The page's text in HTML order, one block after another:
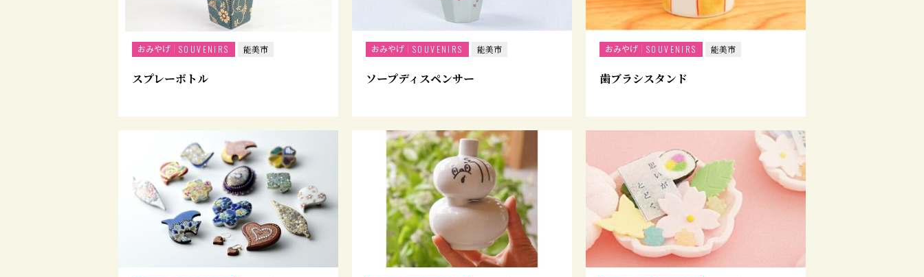
おみやげ SOUVENIRS 能美市
スプレーボトル
おみやげ SOUVENIRS 能美市
ソープディスペンサー
おみやげ SOUVENIRS 能美市
歯ブラシスタンド